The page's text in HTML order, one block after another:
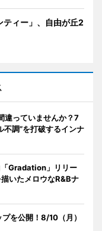
ティー」、自由が丘2
違っていませんか？7
不調”を打破するインナ
Gradation」リリー
いたメロウなR&Bナ
を公開！8/10（月）